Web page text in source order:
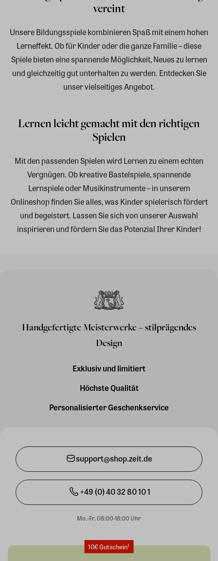
vereint
Unsere Bildungsspiele kombinieren Spaß mit einem hohen
Lerneffekt. Ob für Kinder oder die ganze Familie – diese
Spiele bieten eine spannende Möglichkeit, Neues zu lernen
und gleichzeitig gut unterhalten zu werden. Entdecken Sie
unser vielseitiges Angebot.
Lernen leicht gemacht mit den richtigen
Spielen
Mit den passenden Spielen wird Lernen zu einem echten
Vergnügen. Ob kreative Bastelspiele, spannende
Lernspiele oder Musikinstrumente – in unserem
Onlineshop finden Sie alles, was Kinder spielerisch fördert
und begeistert. Lassen Sie sich von unserer Auswahl
inspirieren und fördern Sie das Potenzial Ihrer Kinder!
Handgefertigte Meisterwerke – stilprägendes
Design
Exklusiv und limitiert
Höchste Qualität
Personalisierter Geschenkservice
support@shop.zeit.de
+49 (0) 40 32 80 10 1
Mo.-Fr. 08:00-18:00 Uhr
10€ Gutschein¹